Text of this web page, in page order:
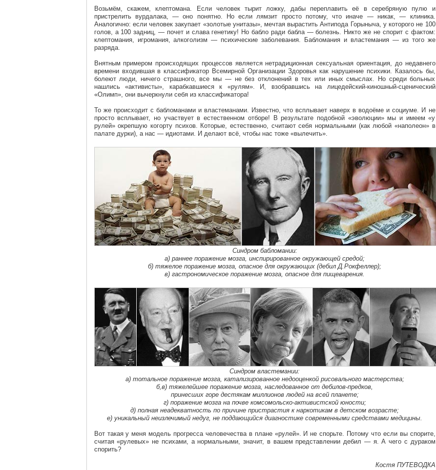
Возьмём, скажем, клептомана. Если человек тырит ложку, дабы переплавить её в серебряную пулю и
пристрелить вурдалака, — оно понятно. Но если лямзит просто потому, что иначе — никак, — клиника.
Аналогично: если человек закупает «золотые унитазы», мечтая вырастить Антипода Горыныча, у которого не 100
голов, а 100 задниц, — почет и слава генетику! Но бабло ради бабла — болезнь. Никто же не спорит с фактом:
клептомания, игромания, алкоголизм — психические заболевания. Бабломания и властемания — из того же
разряда.
Внятным примером происходящих процессов является нетрадиционная сексуальная ориентация, до недавнего
времени входившая в классификатор Всемирной Организации Здоровья как нарушение психики. Казалось бы,
болеют люди, ничего страшного, все мы — не без отклонений в тех или иных смыслах. Но среди больных
нашлись «активисты», карабкавшиеся к «рулям». И, взобравшись на лицедейский-киношный-сценический
«Олимп», они вычеркнули себя из классификатора!
То же происходит с бабломанами и властеманами. Известно, что всплывает наверх в водоёме и социуме. И не
просто всплывает, но участвует в естественном отборе! В результате подобной «эволюции» мы и имеем «у
рулей» окрепшую когорту психов. Которые, естественно, считают себя нормальными (как любой «наполеон» в
палате дурки), а нас — идиотами. И делают всё, чтобы нас тоже «вылечить».
Синдром бабломании:
а) раннее поражение мозга, инспирированное окружающей средой;
б) тяжелое поражение мозга, опасное для окружающих (дебил Д.Рокфеллер);
в) гастрономическое поражение мозга, опасное для пищеварения.
Синдром властемании:
а) тотальное поражение мозга, катализированное недооценкой рисовального мастерства;
б,в) тяжелейшее поражение мозга, наследованное от дебилов-предков,
принесших горе дестякам миллионов людей на всей планете;
г) поражение мозга на почве комсомольско-активистской юности;
д) полная неадекватность по причине пристрастия к наркотикам в детском возрасте;
е) уникальный неизлечимый недуг, не поддающийся диагностике современными средствами медицины.
Вот такая у меня модель прогресса человечества в плане «рулей». И не спорьте. Потому что если вы спорите,
считая «рулевых» не психами, а нормальными, значит, в вашем представлении дебил — я. А чего с дураком
спорить?
Костя ПУТЕВОДКА